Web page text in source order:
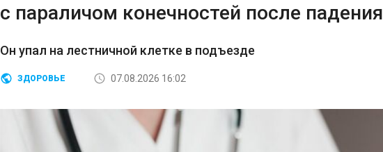
с параличом конечностей после падения
Он упал на лестничной клетке в подъезде
ЗДОРОВЬЕ 07.08.2026 16:02